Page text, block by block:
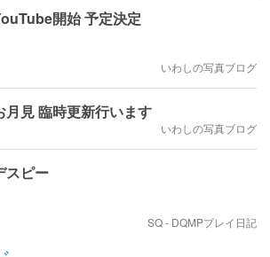
開始 予定決定
いわしの写真ブログ
月見 臨時更新行います
いわしの写真ブログ
スピー
SQ - DQMPプレイ日記